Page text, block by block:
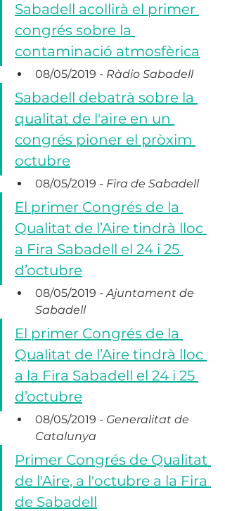
Sabadell acollirà el primer
congrés sobre la
contaminació atmosfèrica
08/05/2019 - Ràdio Sabadell
Sabadell debatrà sobre la
qualitat de l'aire en un
congrés pioner el pròxim
octubre
08/05/2019 - Fira de Sabadell
El primer Congrés de la
Qualitat de l’Aire tindrà lloc
a Fira Sabadell el 24 i 25
d’octubre
08/05/2019 - Ajuntament de
Sabadell
El primer Congrés de la
Qualitat de l’Aire tindrà lloc
a la Fira Sabadell el 24 i 25
d’octubre
08/05/2019 - Generalitat de
Catalunya
Primer Congrés de Qualitat
de l'Aire, a l'octubre a la Fira
de Sabadell